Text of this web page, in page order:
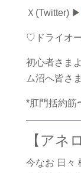
Ｘ(Twitter) ︎▶︎
♡ドライオ
初心者さま
ム沼へ皆さ
*肛門括約筋
【アネ
今なお 日々